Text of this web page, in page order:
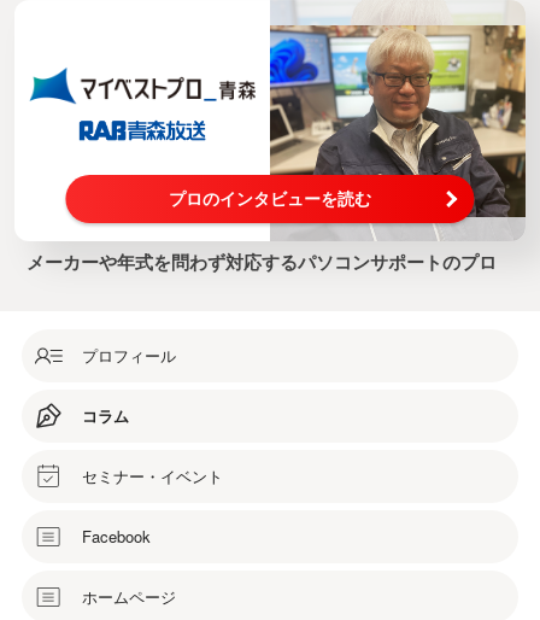
プロのインタビューを読む
メーカーや年式を問わず対応するパソコンサポートのプロ
プロフィール
コラム
セミナー・イベント
Facebook
ホームページ